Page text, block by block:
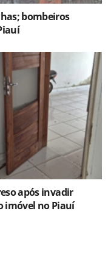
bombeiros
após invadir
imóvel no Piauí